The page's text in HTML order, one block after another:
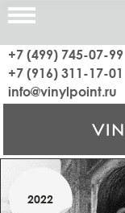
+7 (499) 745-07-99
+7 (916) 311-17-01
info@vinylpoint.ru
МАРТ
2019
2022